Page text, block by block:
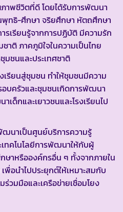
าพชีวิตที่ดี โดยได้รับการพัฒนา
ทธิ-ศึกษา จริยศึกษา หัตถศึกษา
รเรียนรู้จากการปฏิบัติ มีความรัก
าติ ภาคภูมิใจในความเป็นไทย
ชนและประเทศชาติ
รียนสู่ชุมชน ทำให้ชุมชนมีความ
อบครัวและชุมชนเกิดการพัฒนา
ด็กและเยาวชนและโรงเรียนไป
นาเป็นศูนย์บริการความรู้
ทคโนโลยีการพัฒนาให้กับผู้
ษาหรือองค์กรอื่น ๆ ทั้งจากภายใน
พื่อนำไปประยุกต์ให้เหมาะสมกับ
วมมือและเครือข่ายเชื่อมโยง